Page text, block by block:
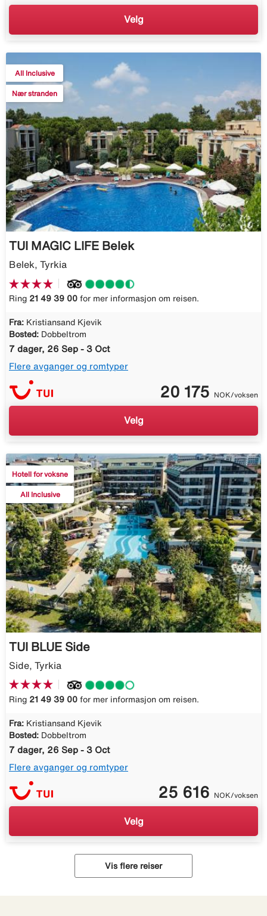
Velg
All Inclusive
Nær stranden
TUI MAGIC LIFE Belek
Belek, Tyrkia
Ring 21 49 39 00 for mer informasjon om reisen.
Fra: Kristiansand Kjevik
Bosted: Dobbeltrom
7 dager, 26 Sep - 3 Oct
Flere avganger og romtyper
20 175 NOK/voksen
Velg
Hotell for voksne
All Inclusive
TUI BLUE Side
Side, Tyrkia
Ring 21 49 39 00 for mer informasjon om reisen.
Fra: Kristiansand Kjevik
Bosted: Dobbeltrom
7 dager, 26 Sep - 3 Oct
Flere avganger og romtyper
25 616 NOK/voksen
Velg
Vis flere reiser